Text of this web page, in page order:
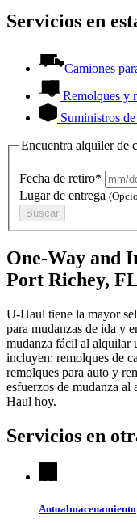
Servicios en
Camiones
Remolques y
Suministros
Encuentra alquiler de
Fecha de retiro*
Lugar de entrega
Buscar
One-Way and
Port Richey,
U-Haul tiene la mayor
para mudanzas de ida y
mudanza fácil al alquilar
incluyen: remolques de
remolques para auto y
esfuerzos de mudanza
Haul hoy.
Servicios en
Autoalmacenamiento